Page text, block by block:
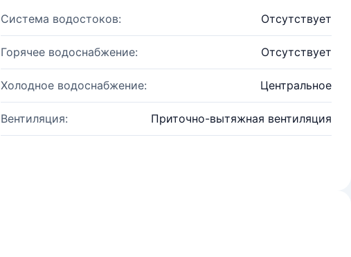
Система водостоков: Отсутствует
Горячее водоснабжение: Отсутствует
Холодное водоснабжение: Центральное
Вентиляция: Приточно-вытяжная вентиляция